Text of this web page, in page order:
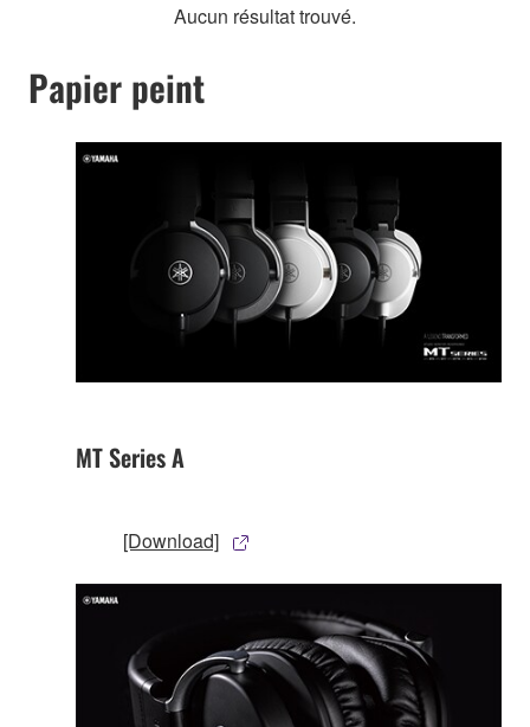
Aucun résultat trouvé.
Papier peint
MT Series A
[Download]